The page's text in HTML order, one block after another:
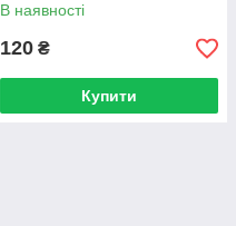
В наявності
120 ₴
Купити